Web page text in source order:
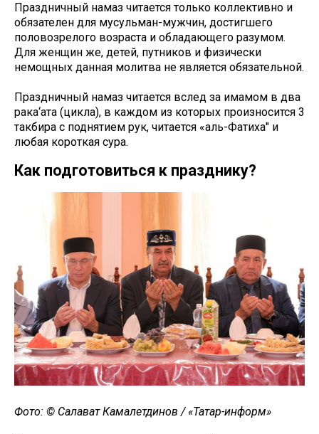
Праздничный намаз читается только коллективно и
обязателен для мусульман-мужчин, достигшего
половозрелого возраста и обладающего разумом.
Для женщин же, детей, путников и физически
немощных данная молитва не является обязательной.
Праздничный намаз читается вслед за имамом в два
рака‘ата (цикла), в каждом из которых произносится 3
такбира с поднятием рук, читается «аль-Фатиха" и
любая короткая сура.
Как подготовиться к празднику?
Фото: © Салават Камалетдинов / «Татар-информ»